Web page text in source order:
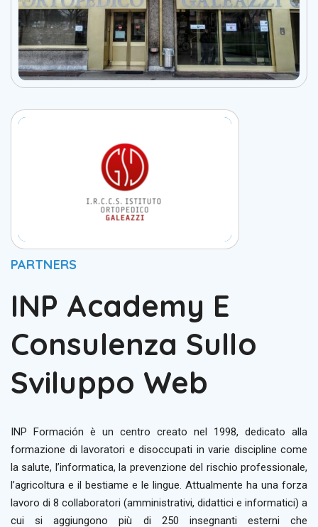
PARTNERS
INP Academy E
Consulenza Sullo
Sviluppo Web
INP Formación è un centro creato nel 1998, dedicato alla
formazione di lavoratori e disoccupati in varie discipline come
la salute, l’informatica, la prevenzione del rischio professionale,
l’agricoltura e il bestiame e le lingue. Attualmente ha una forza
lavoro di 8 collaboratori (amministrativi, didattici e informatici) a
cui si aggiungono più di 250 insegnanti esterni che